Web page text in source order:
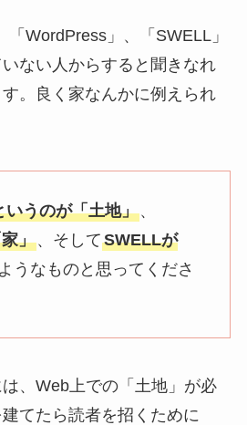
「WordPress」、「SWELL」
ない人からすると聞きなれ
。良く家なんかに例えられ
うのが「土地」、
」、そしてSWELLが
うなものと思ってくださ
、Web上での「土地」が必
てたら読者を招くために